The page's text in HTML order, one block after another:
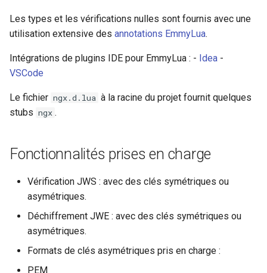
fancyindex
fips-check
flv
geoip
google
graphite
headers-more
Les types et les vérifications nulles sont fournis avec une
utilisation extensive des annotations EmmyLua.
Intégrations de plugins IDE pour EmmyLua : - Idea -
VSCode
Le fichier ngx.d.lua à la racine du projet fournit quelques
stubs ngx .
Fonctionnalités prises en charge
Vérification JWS : avec des clés symétriques ou
asymétriques.
Déchiffrement JWE : avec des clés symétriques ou
asymétriques.
Formats de clés asymétriques pris en charge :
PEM